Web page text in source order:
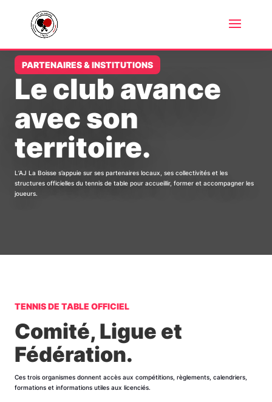
PARTENAIRES & INSTITUTIONS
Le club avance
avec son
territoire.
L’AJ La Boisse s’appuie sur ses partenaires locaux, ses collectivités et les
structures officielles du tennis de table pour accueillir, former et accompagner les
joueurs.
TENNIS DE TABLE OFFICIEL
Comité, Ligue et
Fédération.
Ces trois organismes donnent accès aux compétitions, règlements, calendriers,
formations et informations utiles aux licenciés.